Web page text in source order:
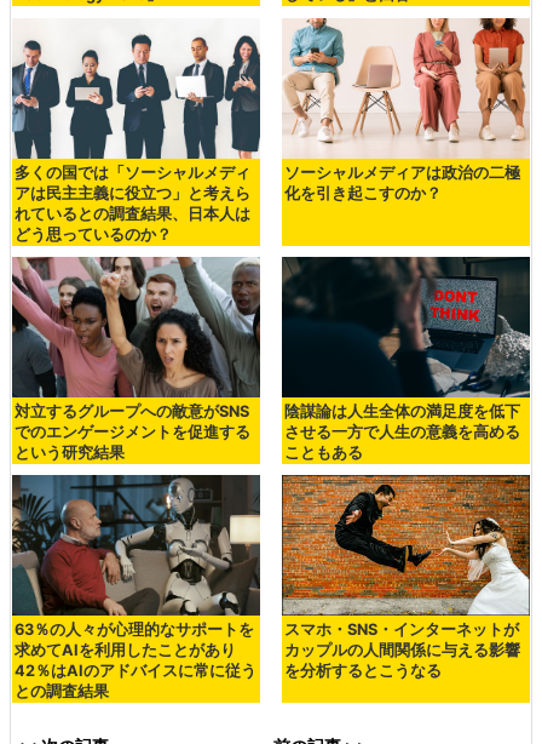
多くの国では「ソーシャルメディ
アは民主主義に役立つ」と考えら
れているとの調査結果、日本人は
どう思っているのか？
ソーシャルメディアは政治の二極
化を引き起こすのか？
対立するグループへの敵意がSNS
でのエンゲージメントを促進する
という研究結果
陰謀論は人生全体の満足度を低下
させる一方で人生の意義を高める
こともある
63％の人々が心理的なサポートを
求めてAIを利用したことがあり
42％はAIのアドバイスに常に従う
との調査結果
スマホ・SNS・インターネットが
カップルの人間関係に与える影響
を分析するとこうなる